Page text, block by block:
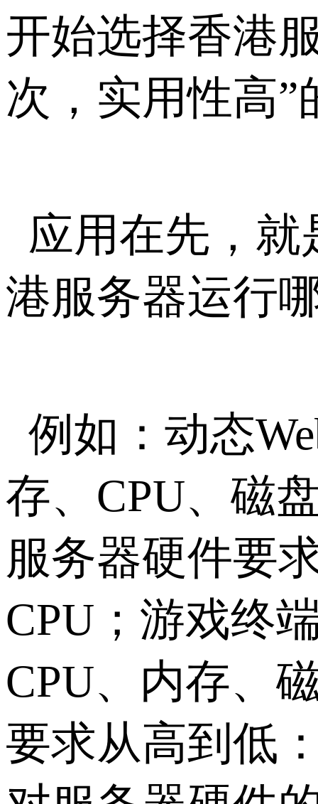
开始选择香港
次，实用性高”
应用在先，
港服务器运行
例如：动态
存、CPU、磁
服务器硬件要
CPU；游戏终
CPU、内存、
要求从高到低